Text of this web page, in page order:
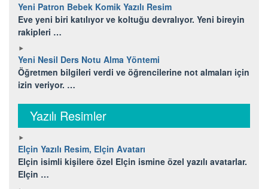
Yeni Patron Bebek Komik Yazılı Resim
Eve yeni biri katılıyor ve koltuğu devralıyor. Yeni bireyin
rakipleri …
Yeni Nesil Ders Notu Alma Yöntemi
Öğretmen bilgileri verdi ve öğrencilerine not almaları için
izin veriyor. …
Yazılı Resimler
Elçin Yazılı Resim, Elçin Avatarı
Elçin isimli kişilere özel Elçin ismine özel yazılı avatarlar.
Elçin …